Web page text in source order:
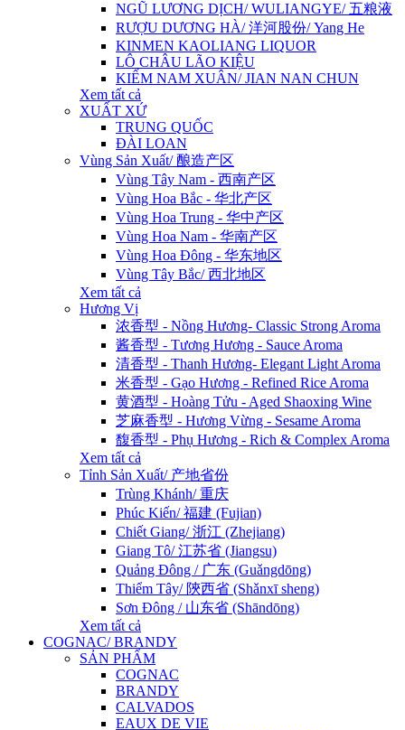
NGŨ LƯƠNG DỊCH/ WULIANGYE/ 五粮液
RƯỢU DƯƠNG HÀ/ 洋河股份/ Yang He
KINMEN KAOLIANG LIQUOR
LÔ CHÂU LÃO KIỆU
KIẾM NAM XUÂN/ JIAN NAN CHUN
Xem tất cả
XUẤT XỨ
TRUNG QUỐC
ĐÀI LOAN
Vùng Sản Xuất/ 酿造产区
Vùng Tây Nam - 西南产区
Vùng Hoa Bắc - 华北产区
Vùng Hoa Trung - 华中产区
Vùng Hoa Nam - 华南产区
Vùng Hoa Đông - 华东地区
Vùng Tây Bắc/ 西北地区
Xem tất cả
Hương Vị
浓香型 - Nồng Hương- Classic Strong Aroma
酱香型 - Tương Hương - Sauce Aroma
清香型 - Thanh Hương- Elegant Light Aroma
米香型 - Gạo Hương - Refined Rice Aroma
黄酒型 - Hoàng Tửu - Aged Shaoxing Wine
芝麻香型 - Hương Vừng - Sesame Aroma
馥香型 - Phụ Hương - Rich & Complex Aroma
Xem tất cả
Tỉnh Sản Xuất/ 产地省份
Trùng Khánh/ 重庆
Phúc Kiến/ 福建 (Fujian)
Chiết Giang/ 浙江 (Zhejiang)
Giang Tô/ 江苏省 (Jiangsu)
Quảng Đông / 广东 (Guǎngdōng)
Thiểm Tây/ 陝西省 (Shǎnxī sheng)
Sơn Đông / 山东省 (Shāndōng)
Xem tất cả
COGNAC/ BRANDY
SẢN PHẨM
COGNAC
BRANDY
CALVADOS
EAUX DE VIE